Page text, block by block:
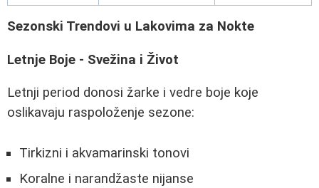
Sezonski Trendovi u Lakovima za Nokte
Letnje Boje - Svežina i Život
Letnji period donosi žarke i vedre boje koje
oslikavaju raspoloženje sezone:
Tirkizni i akvamarinski tonovi
Koralne i narandžaste nijanse